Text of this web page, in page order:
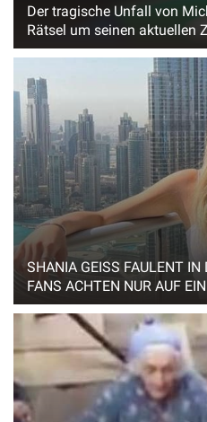
Der tragische Unfall von
Rätsel um seinen aktuellen
SHANIA GEISS FAULENT IN
FANS ACHTEN NUR AUF